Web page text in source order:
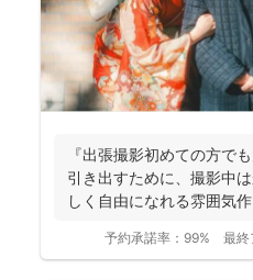
『出張撮影初めての方で
引き出すために、撮影中
しく自由になれる雰囲気
予約承諾率： 99% 最終